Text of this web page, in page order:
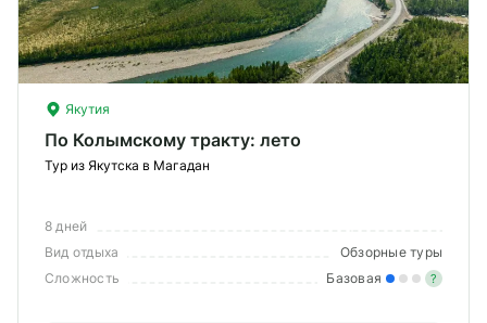
Якутия
По Колымскому тракту: лето
Тур из Якутска в Магадан
8 дней
Вид отдыха
Обзорные туры
Сложность
Базовая ?